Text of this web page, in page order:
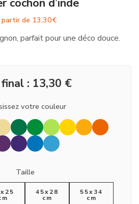
cochon d’inde
de 13,30€
parfait pour une déco douce.
: 13,30 €
votre couleur
Taille
45x28
cm
55x34
cm